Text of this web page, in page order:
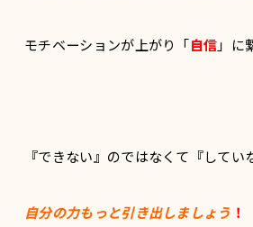
モチベーションが上がり「自信」に
『できない』のではなくて『してい
自分の力もっと引き出しましょう ！